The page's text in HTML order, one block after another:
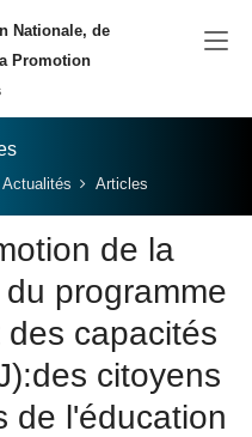
Nationale, de
Promotion
Actualités Articles
de la
programme
capacités
citoyens
de l'éducation